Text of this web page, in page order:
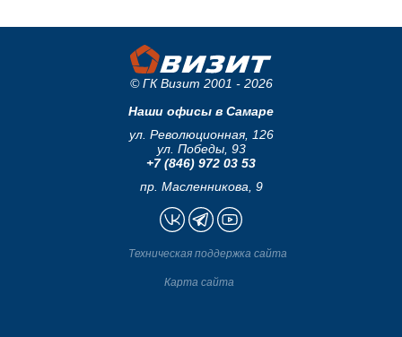
© ГК Визит 2001 - 2026
Наши офисы в Самаре
ул. Революционная, 126
ул. Победы, 93
+7 (846) 972 03 53
пр. Масленникова, 9
Техническая поддержка сайта
Карта сайта